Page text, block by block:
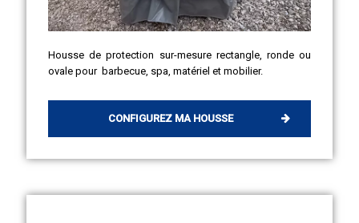
Housse de protection sur-mesure rectangle, ronde ou
ovale pour barbecue, spa, matériel et mobilier.
CONFIGUREZ MA HOUSSE